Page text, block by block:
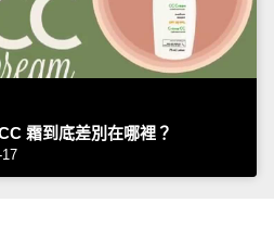
霜到底差別在哪裡？